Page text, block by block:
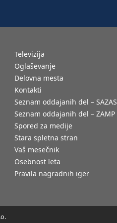
Televizija
Oglaševanje
Delovna mesta
Kontakti
Seznam oddajanih del – SAZAS
Seznam oddajanih del – ZAMP
Spored za medije
Stara spletna stran
Vaš mesečnik
Osebnost leta
Pravila nagradnih iger